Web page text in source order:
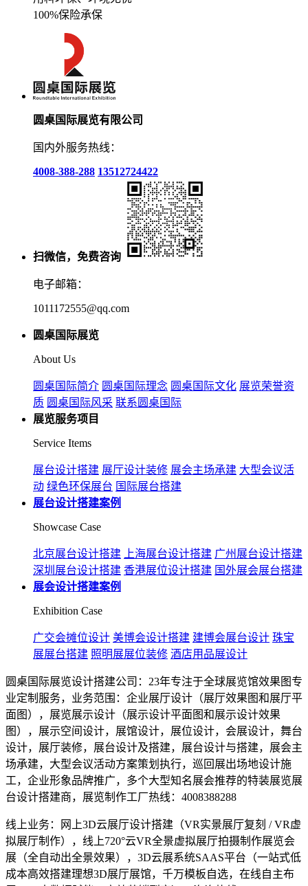
100%保险承保
圆桌国际展览有限公司
国内外服务热线：
4008-388-288 13512724422
扫微信，免费咨询
电子邮箱：
1011172555@qq.com
圆桌国际展览
About Us
圆桌国际简介 圆桌国际理念 圆桌国际文化 展览荣誉资
质 圆桌国际风采 联系圆桌国际
展览服务项目
Service Items
展台设计搭建 展厅设计装修 展会主场承建 大型会议活
动 绿色环保展台 国际展台搭建
展台设计搭建案例
Showcase Case
北京展台设计搭建 上海展台设计搭建 广州展台设计搭建
深圳展台设计搭建 香港展位设计搭建 国外展会展台搭建
展会设计搭建案例
Exhibition Case
广交会摊位设计 美博会设计搭建 建博会展台设计 珠宝
展展台搭建 照明展展位装修 酒店用品展设计
圆桌国际展览设计搭建公司：23年专注于全球展览馆效果图专
业定制服务，业务范围：企业展厅设计（展厅效果图和展厅平
面图），展览展示设计（展示设计平面图和展示设计效果
图），展示空间设计，展馆设计，展位设计，会展设计，舞台
设计，展厅装修，展台设计及搭建，展台设计与搭建，展会主
场承建，大型会议活动方案策划执行，巡回展出场地设计施
工，企业形象品牌推广，多个大型知名展会推荐的特装展览展
台设计搭建商，展览制作工厂热线：4008388288
线上业务：网上3D云展厅设计搭建（VR实景展厅复刻 / VR虚
拟展厅制作），线上720°云VR全景虚拟展厅拍摄制作展览会
展（全自动出全景效果），3D云展系统SAAS平台（一站式低
成本高效搭建理想3D展厅展馆，千万模板自选，在线自主布